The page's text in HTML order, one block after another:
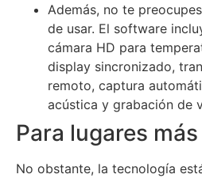
Además, no te
de usar. El software
cámara HD para
display sincronizado,
remoto, captura
acústica y grabación de
Para lugares
No obstante, la tecnología